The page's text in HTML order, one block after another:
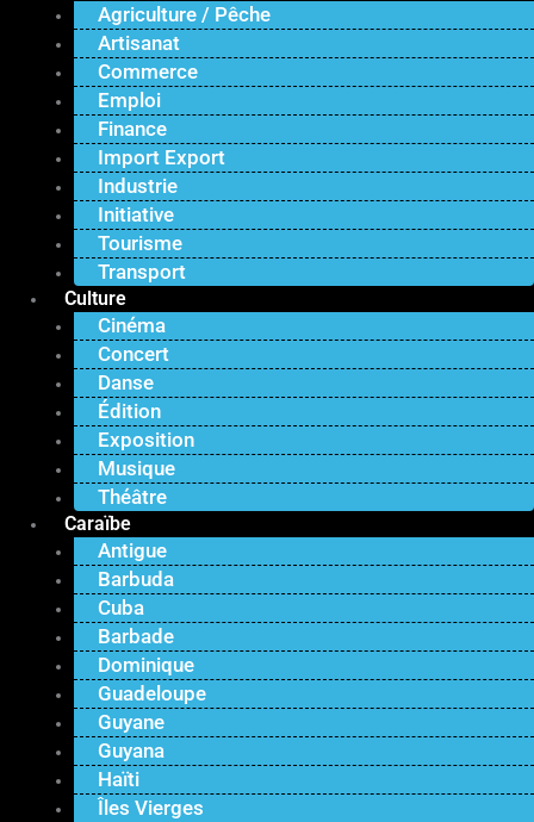
Agriculture / Pêche
Artisanat
Commerce
Emploi
Finance
Import Export
Industrie
Initiative
Tourisme
Transport
Culture
Cinéma
Concert
Danse
Édition
Exposition
Musique
Théâtre
Caraïbe
Antigue
Barbuda
Cuba
Barbade
Dominique
Guadeloupe
Guyane
Guyana
Haïti
Îles Vierges